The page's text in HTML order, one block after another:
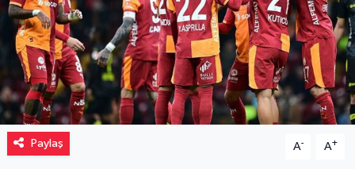
Paylaş A- A+
Magazin
Müzik
Piyasa
Resmi İlanlar